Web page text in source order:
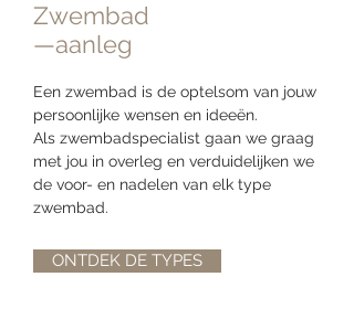
Zwembad
—aanleg
Een zwembad is de optelsom van jouw
persoonlijke wensen en ideeën.
Als zwembadspecialist gaan we graag
met jou in overleg en verduidelijken we
de voor- en nadelen van elk type
zwembad.
ONTDEK DE TYPES